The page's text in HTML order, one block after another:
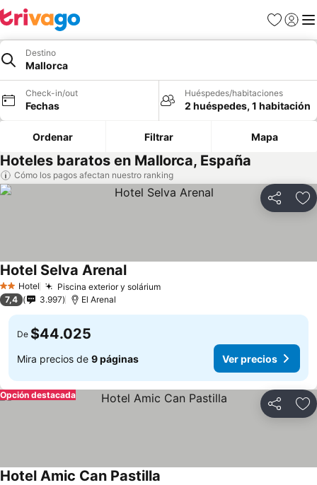
Favoritos
Iniciar
Destino
Mallorca
Check-in/out
Fechas
Huéspedes/habitaciones
2 huéspedes, 1 habitación
Ordenar Filtrar Mapa
Hoteles baratos en Mallorca, España
Cómo los pagos afectan nuestro ranking
Compartir
2 Estrellas
Hotel Piscina exterior y soláriumVer precios
Hotel Selva ArenalVer precios
7,4 3.997 El Arenal
De $44.025
Mira precios de 9 páginas Ver precios
Compartir
Opción destacada
Hotel Amic Can Pastilla